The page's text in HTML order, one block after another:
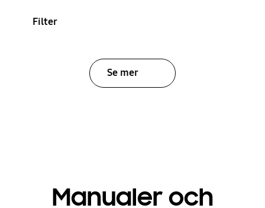
Filter
Se mer
Manualer och